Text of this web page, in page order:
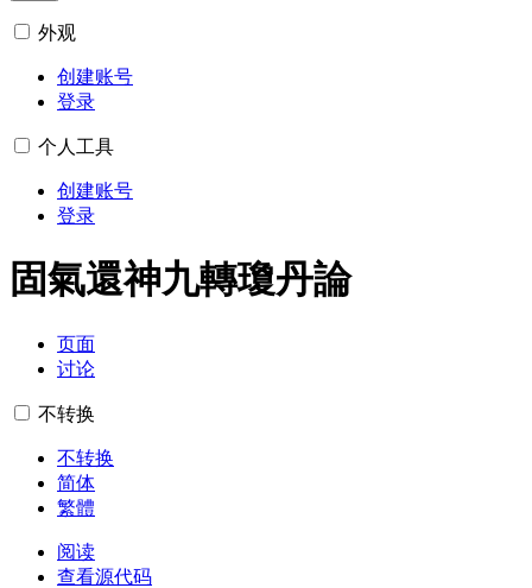
外观
创建账号
登录
个人工具
创建账号
登录
固氣還神九轉瓊丹論
页面
讨论
不转换
不转换
简体
繁體
阅读
查看源代码